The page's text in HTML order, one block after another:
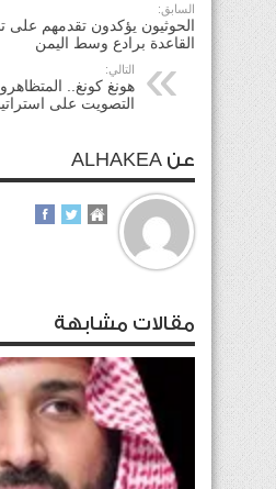
السابق:
الحوثيون يؤكدون تقدمهم على
القاعدة برادع وسط اليمن
التالي:
هونغ كونغ..
التصويت على
عن ALHAKEA
مقالات مشابهة